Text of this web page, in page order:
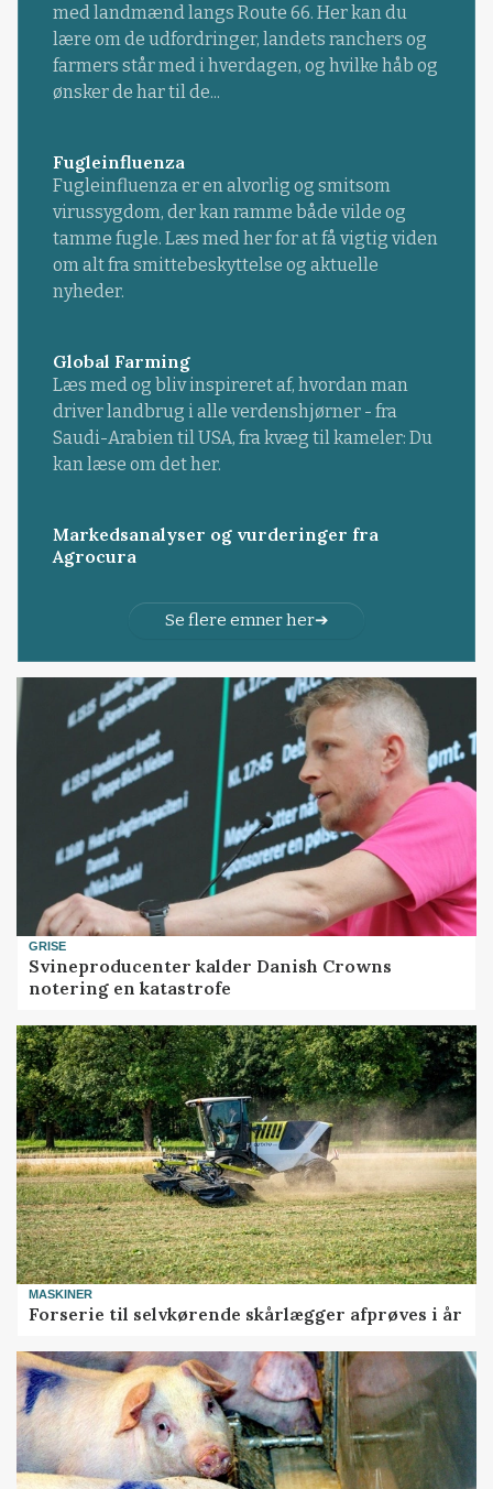
med landmænd langs Route 66. Her kan du
lære om de udfordringer, landets ranchers og
farmers står med i hverdagen, og hvilke håb og
ønsker de har til de...
Fugleinfluenza
Fugleinfluenza er en alvorlig og smitsom
virussygdom, der kan ramme både vilde og
tamme fugle. Læs med her for at få vigtig viden
om alt fra smittebeskyttelse og aktuelle
nyheder.
Global Farming
Læs med og bliv inspireret af, hvordan man
driver landbrug i alle verdenshjørner - fra
Saudi-Arabien til USA, fra kvæg til kameler: Du
kan læse om det her.
Markedsanalyser og vurderinger fra
Agrocura
Se flere emner her
GRISE
Svineproducenter kalder Danish Crowns
notering en katastrofe
MASKINER
Forserie til selvkørende skårlægger afprøves i år